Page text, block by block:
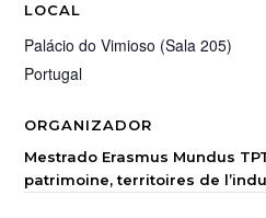
LOCAL
Palácio do Vimioso (Sala 205)
Portugal
ORGANIZADOR
Mestrado Erasmus Mundus
patrimoine, territoires de